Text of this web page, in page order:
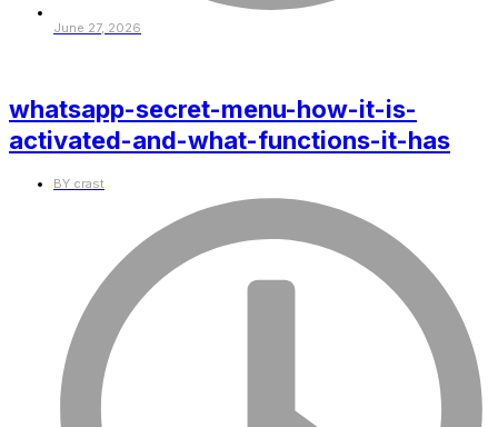
June 27, 2026
whatsapp-secret-menu-how-it-is-
activated-and-what-functions-it-has
BY crast